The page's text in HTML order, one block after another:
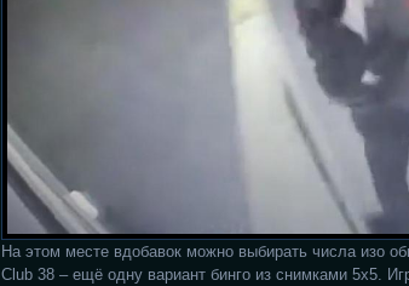
На этом месте вдобавок можно выбирать числа изо
Club 38 – ещё одну вариант бинго из снимками 5х5.